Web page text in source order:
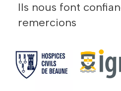
Ils nous font
remercions